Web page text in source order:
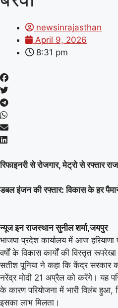
newsinrajasthan
April 9, 2026
8:31 pm
रिफाइनरी से रोजगार, मेट्रो से रफ्तार
डबल इंजन की रफ्तार: विकास के हर
न्यूज इन राजस्थान सुनील शर्मा,जयपुर
भाजपा प्रदेश कार्यालय में आज
वर्षों के विकास कार्यों की विस्तृत
सतीश पूनिया ने कहा कि केंद्र सरकार
नरेंद्र मोदी 21 अप्रैल को करेंगे। यह
के कारण परियोजना में भारी विलंब
इसका लाभ मिलता।